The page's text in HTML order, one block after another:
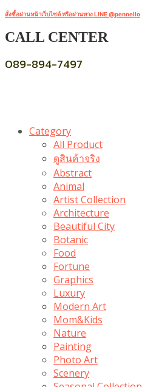
สั่งซื้อผ่านหน้าเว็บไซต์ หรือผ่านทาง LINE @pennello
CALL CENTER
089-894-7497
Category
All Product
ดูสินค้าจริง
Abstract
Animal
Artist Collection
Architecture
Beautiful City
Botanic
Food
Fortune
Graphics
Luxury
Modern Art
Mom&Kids
Nature
Painting
Photo Art
Scenery